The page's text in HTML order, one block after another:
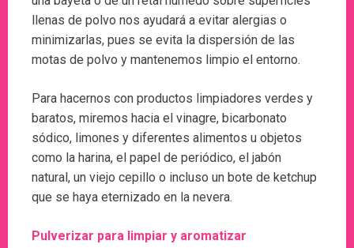
llenas de polvo nos ayudará a evitar alergias o
minimizarlas, pues se evita la dispersión de las
motas de polvo y mantenemos limpio el entorno.
Para hacernos con productos limpiadores verdes y
baratos, miremos hacia el vinagre, bicarbonato
sódico, limones y diferentes alimentos u objetos
como la harina, el papel de periódico, el jabón
natural, un viejo cepillo o incluso un bote de ketchup
que se haya eternizado en la nevera.
Pulverizar para limpiar y aromatizar